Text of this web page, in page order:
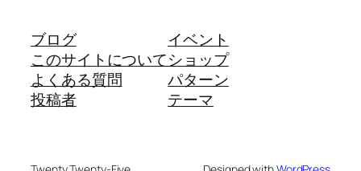
ブログ
このサイトについて
よくある質問
投稿者
イベント
ショップ
パターン
テーマ